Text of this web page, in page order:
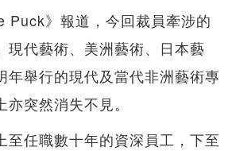
Puck》報道，今回裁員牽涉的
現代藝術、美洲藝術、日本藝
年舉行的現代及當代非洲藝術專
突然消失不見。
至任職數十年的資深員工，下至